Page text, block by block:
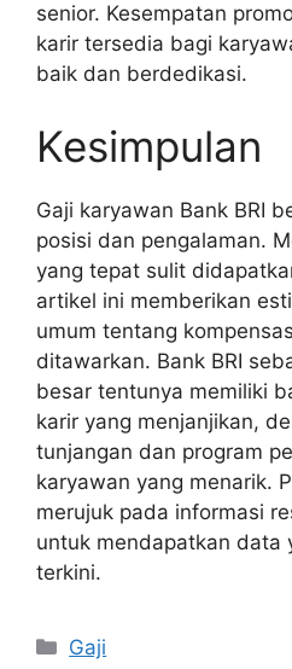
senior. Kesempatan
karir tersedia bagi
baik dan berdedikasi.
Kesimpulan
Gaji karyawan Bank BRI
posisi dan pengalaman.
yang tepat sulit
artikel ini memberikan
umum tentang
ditawarkan. Bank BRI
besar tentunya memiliki
karir yang menjanjikan,
tunjangan dan program
karyawan yang menarik.
merujuk pada informasi
untuk mendapatkan data
terkini.
Kategori
Gaji